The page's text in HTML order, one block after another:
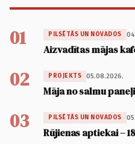
01 PILSĒTĀS UN NOVADOS
Aizvadītas mājas
02 PROJEKTS 05.08.2026.
Māja no salmu
03 PILSĒTĀS UN NOVADOS
Rūjienas aptiekai –